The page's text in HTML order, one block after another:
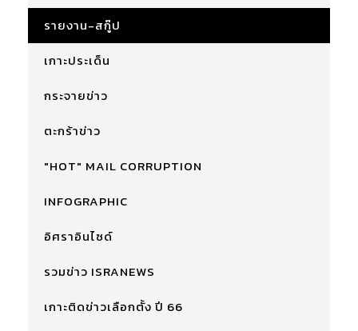
รายงาน-สกู๊ป
เกาะประเด็น
กระจายข่าว
ตะกร้าข่าว
"HOT" MAIL CORRUPTION
INFOGRAPHIC
อิศราอินไซด์
รวมข่าว ISRANEWS
เกาะติดข่าวเลือกตั้ง ปี 66